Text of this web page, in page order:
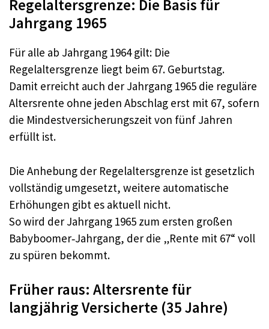
Regelaltersgrenze: Die Basis für
Jahrgang 1965
Für alle ab Jahrgang 1964 gilt: Die
Regelaltersgrenze liegt beim 67. Geburtstag.​
Damit erreicht auch der Jahrgang 1965 die reguläre
Altersrente ohne jeden Abschlag erst mit 67, sofern
die Mindestversicherungszeit von fünf Jahren
erfüllt ist.​
Die Anhebung der Regelaltersgrenze ist gesetzlich
vollständig umgesetzt, weitere automatische
Erhöhungen gibt es aktuell nicht.​
So wird der Jahrgang 1965 zum ersten großen
Babyboomer‑Jahrgang, der die „Rente mit 67“ voll
zu spüren bekommt.​
Früher raus: Altersrente für
langjährig Versicherte (35 Jahre)